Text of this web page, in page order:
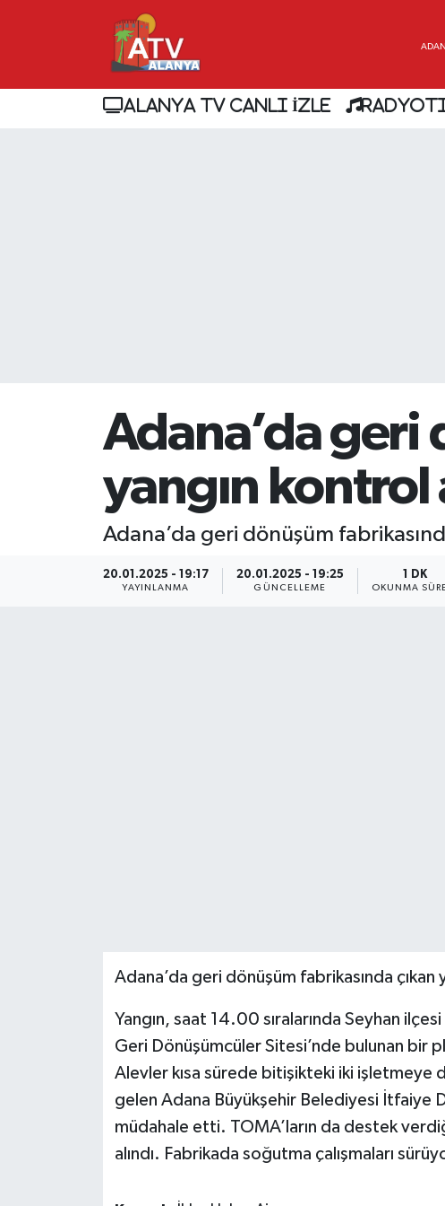
ALANYA TV CANLI İZLE
Adana’da geri
yangın kontrol
Adana’da geri dönüşüm
20.01.2025 - 19:17
YAYINLANMA
20.01.2025 - 19:25
GÜNCELLEME
1 DK
OKUNMA
Adana’da geri dönüşüm fabrikasında çıkan
Yangın, saat 14.00 sıralarında Seyhan
Geri Dönüşümcüler Sitesi’nde bulunan bir
Alevler kısa sürede bitişikteki iki işletmeye
gelen Adana Büyükşehir Belediyesi İtfaiye
müdahale etti. TOMA’ların da destek
alındı. Fabrikada soğutma çalışmaları